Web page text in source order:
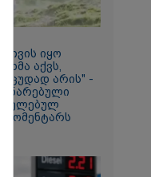
იყო
ხმა აქვს,
ცუდად არის" -
კომენტარს